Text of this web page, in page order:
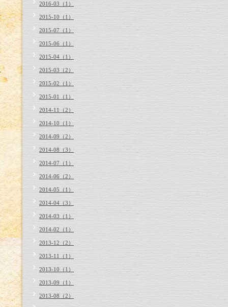
2016-03（1）
2015-10（1）
2015-07（1）
2015-06（1）
2015-04（1）
2015-03（2）
2015-02（1）
2015-01（1）
2014-11（2）
2014-10（1）
2014-09（2）
2014-08（3）
2014-07（1）
2014-06（2）
2014-05（1）
2014-04（3）
2014-03（1）
2014-02（1）
2013-12（2）
2013-11（1）
2013-10（1）
2013-09（1）
2013-08（2）